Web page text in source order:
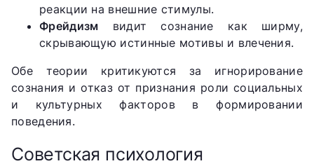
реакции на внешние стимулы.
Фрейдизм видит сознание как ширму,
скрывающую истинные мотивы и влечения.
Обе теории критикуются за игнорирование
сознания и отказ от признания роли социальных
и культурных факторов в формировании
поведения.
Советская психология